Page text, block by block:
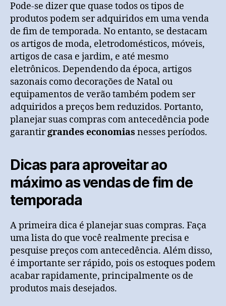
Pode-se dizer que quase todos os tipos de
produtos podem ser adquiridos em uma venda
de fim de temporada. No entanto, se destacam
os artigos de moda, eletrodomésticos, móveis,
artigos de casa e jardim, e até mesmo
eletrônicos. Dependendo da época, artigos
sazonais como decorações de Natal ou
equipamentos de verão também podem ser
adquiridos a preços bem reduzidos. Portanto,
planejar suas compras com antecedência pode
garantirgrandes economias nesses períodos.
Dicas para aproveitar ao
máximo as vendas de fim de
temporada
A primeira dica é planejar suas compras. Faça
uma lista do que você realmente precisa e
pesquise preços com antecedência. Além disso,
é importante ser rápido, pois os estoques podem
acabar rapidamente, principalmente os de
produtos mais desejados.